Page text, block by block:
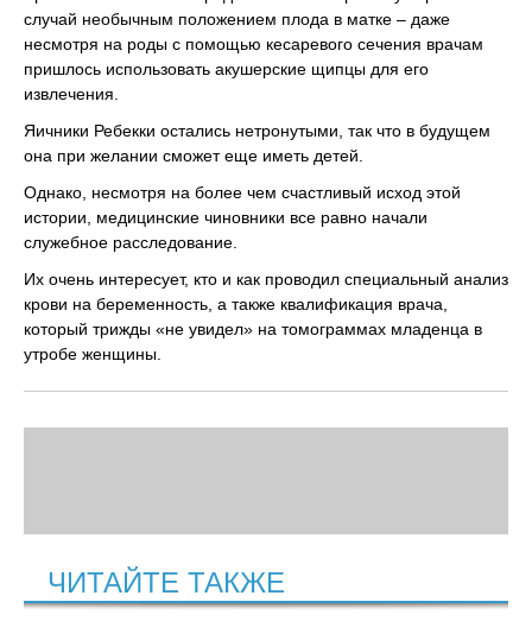
случай необычным положением плода в матке – даже
несмотря на роды с помощью кесаревого сечения врачам
пришлось использовать акушерские щипцы для его
извлечения.
Яичники Ребекки остались нетронутыми, так что в будущем
она при желании сможет еще иметь детей.
Однако, несмотря на более чем счастливый исход этой
истории, медицинские чиновники все равно начали
служебное расследование.
Их очень интересует, кто и как проводил специальный анализ
крови на беременность, а также квалификация врача,
который трижды «не увидел» на томограммах младенца в
утробе женщины.
ЧИТАЙТЕ ТАКЖЕ